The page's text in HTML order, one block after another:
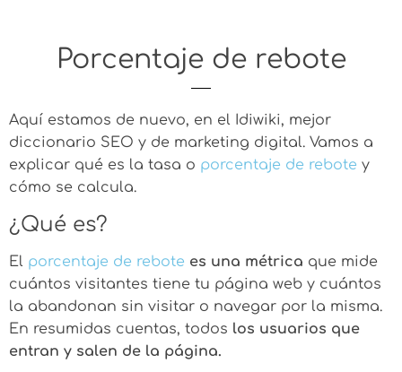
Porcentaje de rebote
Aquí estamos de nuevo, en el Idiwiki, mejor
diccionario SEO y de marketing digital. Vamos a
explicar qué es la tasa o porcentaje de rebote y
cómo se calcula.
¿Qué es?
El porcentaje de rebote es una métrica que mide
cuántos visitantes tiene tu página web y cuántos
la abandonan sin visitar o navegar por la misma.
En resumidas cuentas, todos los usuarios que
entran y salen de la página.